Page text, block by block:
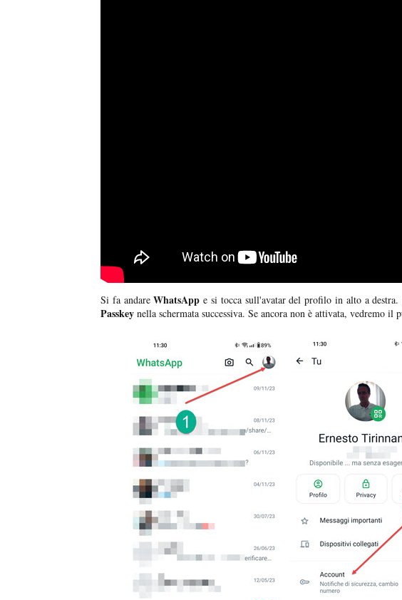
Si fa andareWhatsApp e si tocca sull'avatar del profilo in alto a
Passkey nella schermata successiva. Se ancora non è attivata, vedremo il